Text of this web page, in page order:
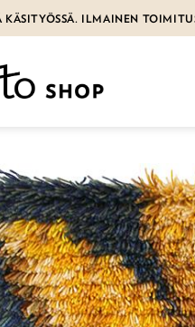
KÄSITYÖSSÄ. ILMAINEN